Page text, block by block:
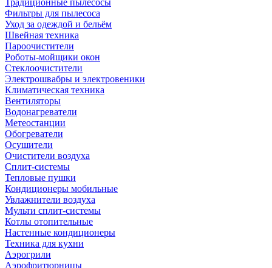
Традиционные пылесосы
Фильтры для пылесоса
Уход за одеждой и бельём
Швейная техника
Пароочистители
Роботы-мойщики окон
Стеклоочистители
Электрошвабры и электровеники
Климатическая техника
Вентиляторы
Водонагреватели
Метеостанции
Обогреватели
Осушители
Очистители воздуха
Сплит-системы
Тепловые пушки
Кондиционеры мобильные
Увлажнители воздуха
Мульти сплит-системы
Котлы отопительные
Настенные кондиционеры
Техника для кухни
Аэрогрили
Аэрофритюрницы